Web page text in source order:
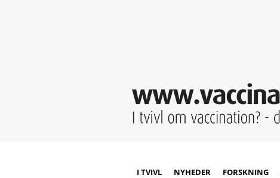
I TVIVL NYHEDER FORSKNING